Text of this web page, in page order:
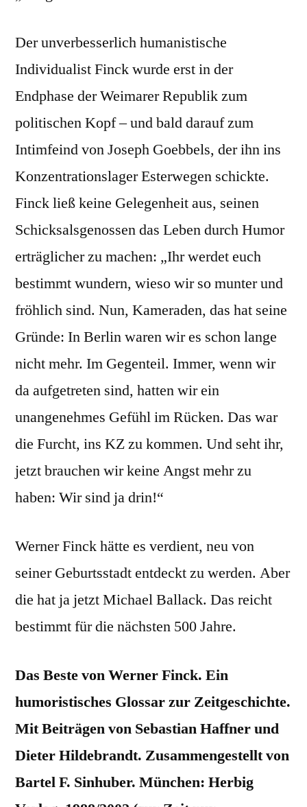
Der unverbesserlich humanistische
Individualist Finck wurde erst in der
Endphase der Weimarer Republik zum
politischen Kopf – und bald darauf zum
Intimfeind von Joseph Goebbels, der ihn ins
Konzentrationslager Esterwegen schickte.
Finck ließ keine Gelegenheit aus, seinen
Schicksalsgenossen das Leben durch Humor
erträglicher zu machen: „Ihr werdet euch
bestimmt wundern, wieso wir so munter und
fröhlich sind. Nun, Kameraden, das hat seine
Gründe: In Berlin waren wir es schon lange
nicht mehr. Im Gegenteil. Immer, wenn wir
da aufgetreten sind, hatten wir ein
unangenehmes Gefühl im Rücken. Das war
die Furcht, ins KZ zu kommen. Und seht ihr,
jetzt brauchen wir keine Angst mehr zu
haben: Wir sind ja drin!“
Werner Finck hätte es verdient, neu von
seiner Geburtsstadt entdeckt zu werden. Aber
die hat ja jetzt Michael Ballack. Das reicht
bestimmt für die nächsten 500 Jahre.
Das Beste von Werner Finck. Ein
humoristisches Glossar zur Zeitgeschichte.
Mit Beiträgen von Sebastian Haffner und
Dieter Hildebrandt. Zusammengestellt von
Bartel F. Sinhuber. München: Herbig